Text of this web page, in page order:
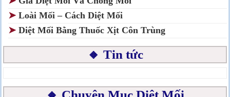
➤ Loài Mối – Cách Diệt Mối
➤ Diệt Mối Bằng Thuốc Xịt Côn Trùng
🔸 Tin tức